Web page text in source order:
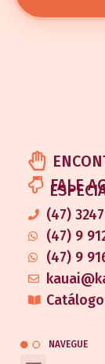
FALE
(47)
(47) 9
(47) 9
Catálogo
NAVEGUE